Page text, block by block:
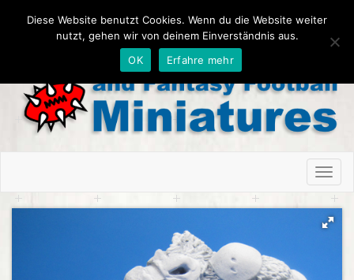
Diese Website benutzt Cookies. Wenn du die Website weiter
nutzt, gehen wir von deinem Einverständnis aus.
OK
Erfahre mehr